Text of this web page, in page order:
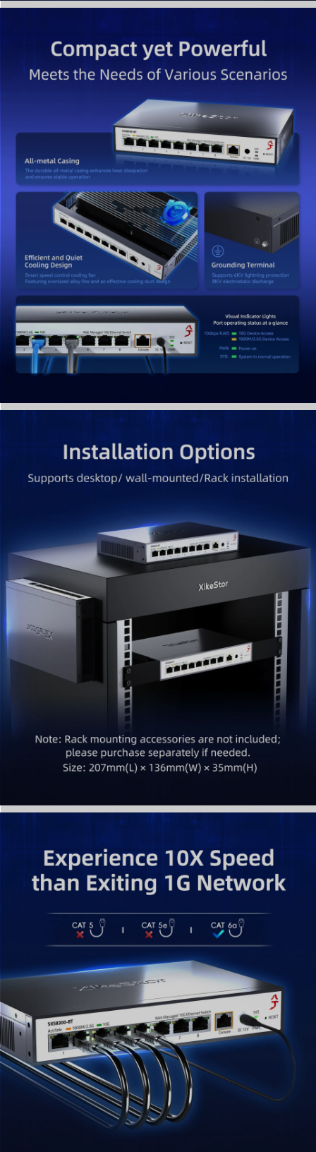
saisissez 192.168.10.12 dans votre navigateur. Utilisez les
identifiants par défaut (admin/admin) indiqués sur
l'appareil. Important Cliquez toujours sur le bouton «
Save » après la configuration pour conserver les
paramètres après un redémarrage ou une mise à jour